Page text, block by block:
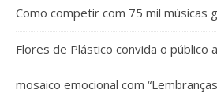
Como competir com 75 mil músicas
Flores de Plástico convida o público
mosaico emocional com